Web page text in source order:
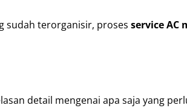
sudah terorganisir, proses service AC
detail mengenai apa saja yang